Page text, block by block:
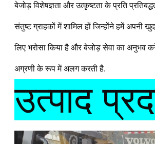
बेजोड़ विशेषज्ञता और उत्कृष्टता के प्रति
संतुष्ट ग्राहकों में शामिल हों जिन्होंने हमें अपनी
लिए भरोसा किया है और बेजोड़ सेवा का अनुभव
अग्रणी के रूप में अलग करती है.
उत्पाद